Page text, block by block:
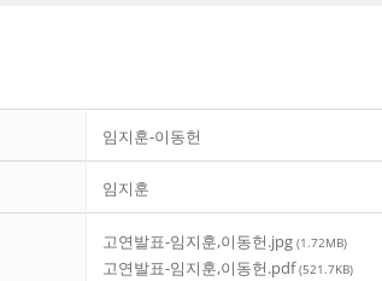
임지훈-이동헌
임지훈
고연발표-임지훈,이동헌.jpg (1.72MB)
고연발표-임지훈,이동헌.pdf(521.7KB)